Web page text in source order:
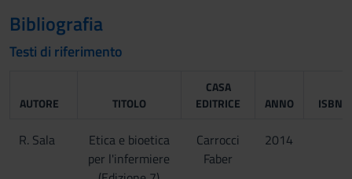
Bibliografia
Testi di riferimento
AUTORE TITOLO
CASA
EDITRICE
ANNO ISBN
R. Sala
Etica e bioetica
per l'infermiere
Carrocci
Faber
2014